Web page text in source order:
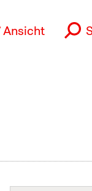
Ansicht